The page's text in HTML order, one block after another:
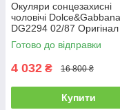
Окуляри сонцезахисні
чоловічі Dolce&Gabbana
DG2294 02/87 Оригінал
Готово до відправки
4 032 ₴ 16 800 ₴
Купити